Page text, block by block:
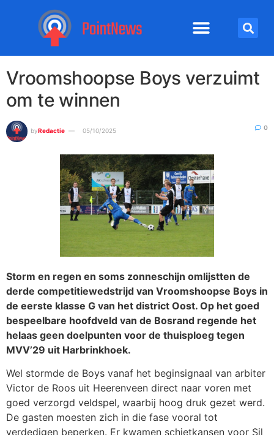
Vroomshoopse Boys verzuimt
om te winnen
byRedactie 05/10/2025 0
Storm en regen en soms zonneschijn omlijstten de
derde competitiewedstrijd van Vroomshoopse Boys in
de eerste klasse G van het district Oost. Op het goed
bespeelbare hoofdveld van de Bosrand regende het
helaas geen doelpunten voor de thuisploeg tegen
MVV’29 uit Harbrinkhoek.
Wel stormde de Boys vanaf het beginsignaal van arbiter
Victor de Roos uit Heerenveen direct naar voren met
goed verzorgd veldspel, waarbij hoog druk gezet werd.
De gasten moesten zich in die fase vooral tot
verdedigen beperken. Er kwamen schietkansen voor Sil